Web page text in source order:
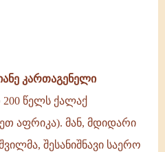
კართაგენელი
წელს ქალაქ
აფრიკა). მან, მდიდარი
შესანიშნავი საერო